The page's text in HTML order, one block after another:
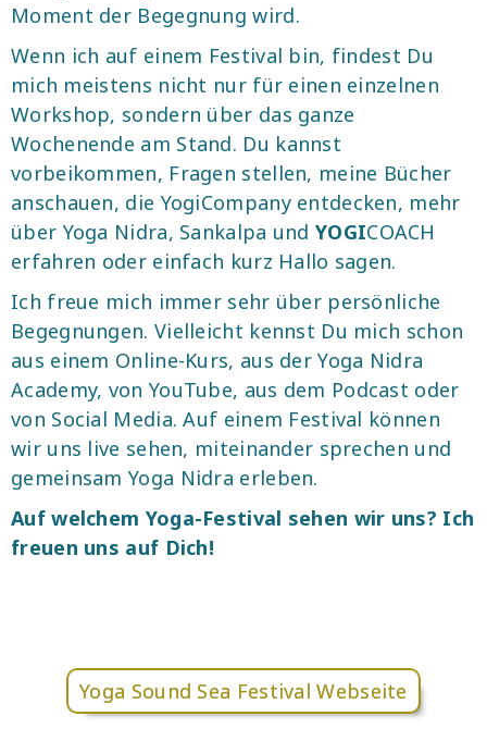
Moment der Begegnung wird.
Wenn ich auf einem Festival bin, findest Du
mich meistens nicht nur für einen einzelnen
Workshop, sondern über das ganze
Wochenende am Stand. Du kannst
vorbeikommen, Fragen stellen, meine Bücher
anschauen, die YogiCompany entdecken, mehr
über Yoga Nidra, Sankalpa undYOGICOACH
erfahren oder einfach kurz Hallo sagen.
Ich freue mich immer sehr über persönliche
Begegnungen. Vielleicht kennst Du mich schon
aus einem Online-Kurs, aus der Yoga Nidra
Academy, von YouTube, aus dem Podcast oder
von Social Media. Auf einem Festival können
wir uns live sehen, miteinander sprechen und
gemeinsam Yoga Nidra erleben.
Auf welchem Yoga-Festival sehen wir uns? Ich
freuen uns auf Dich!
Yoga Sound Sea Festival Webseite